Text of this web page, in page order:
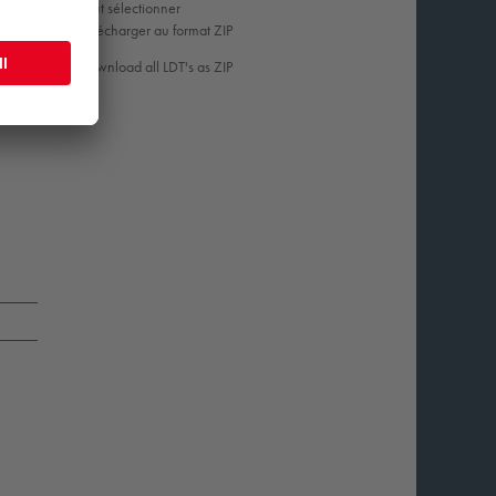
Tout sélectionner
Télécharger au format ZIP
Download all LDT's as ZIP